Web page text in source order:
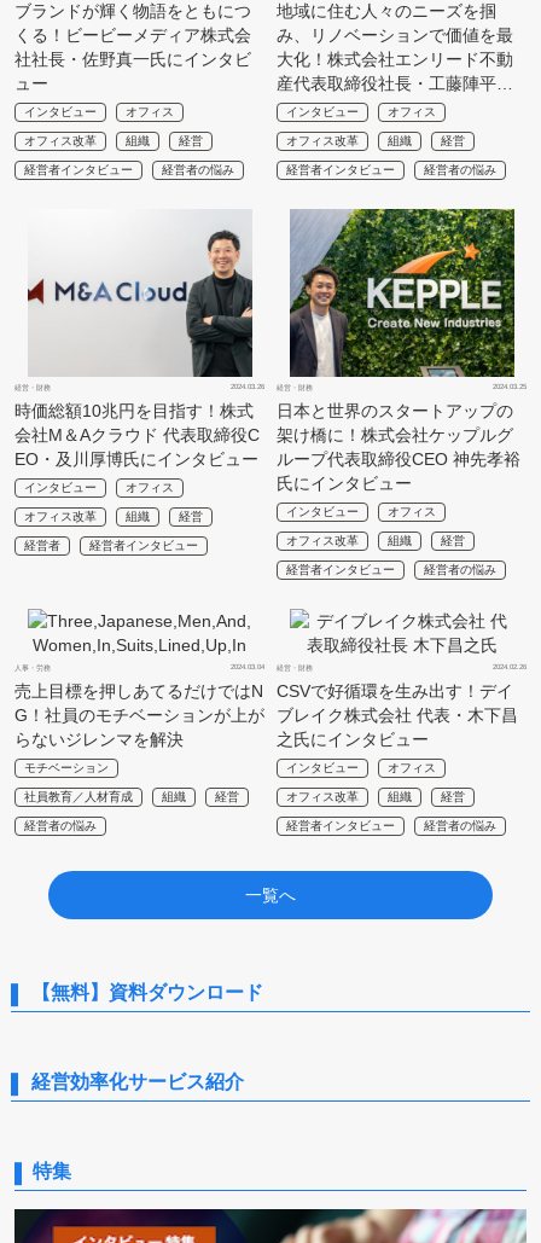
ブランドが輝く物語をともにつ
くる！ビービーメディア株式会
社社長・佐野真一氏にインタビ
ュー
インタビュー オフィス
オフィス改革 組織 経営
経営者インタビュー 経営者の悩み
地域に住む人々のニーズを掴
み、リノベーションで価値を最
大化！株式会社エンリード不動
産代表取締役社長・工藤陣平…
インタビュー オフィス
オフィス改革 組織 経営
経営者インタビュー 経営者の悩み
経営・財務 2024.03.26
時価総額10兆円を目指す！株式
会社M＆Aクラウド 代表取締役C
EO・及川厚博氏にインタビュー
インタビュー オフィス
オフィス改革 組織 経営
経営者 経営者インタビュー
経営・財務 2024.03.25
日本と世界のスタートアップの
架け橋に！株式会社ケップルグ
ループ代表取締役CEO 神先孝裕
氏にインタビュー
インタビュー オフィス
オフィス改革 組織 経営
経営者インタビュー 経営者の悩み
人事・労務 2024.03.04
売上目標を押しあてるだけではN
G！社員のモチベーションが上が
らないジレンマを解決
モチベーション
社員教育／人材育成 組織 経営
経営者の悩み
経営・財務 2024.02.26
CSVで好循環を生み出す！デイ
ブレイク株式会社 代表・木下昌
之氏にインタビュー
インタビュー オフィス
オフィス改革 組織 経営
経営者インタビュー 経営者の悩み
一覧へ
【無料】資料ダウンロード
経営効率化サービス紹介
特集